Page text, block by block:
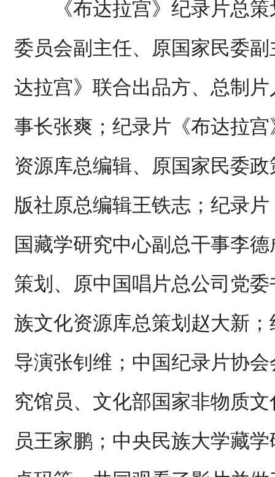
《布达拉宫》纪录片总策
委员会副主任、原国家民委
达拉宫》联合出品方、总制
事长张爽；纪录片《布达拉
资源库总编辑、原国家民委
版社原总编辑王铁志；纪录
国藏学研究中心副总干事李
策划、原中国唱片总公司党
族文化资源库总策划赵大新
导演张钊维；中国纪录片协
究馆员、文化部国家非物质
员王家鹏；中央民族大学藏